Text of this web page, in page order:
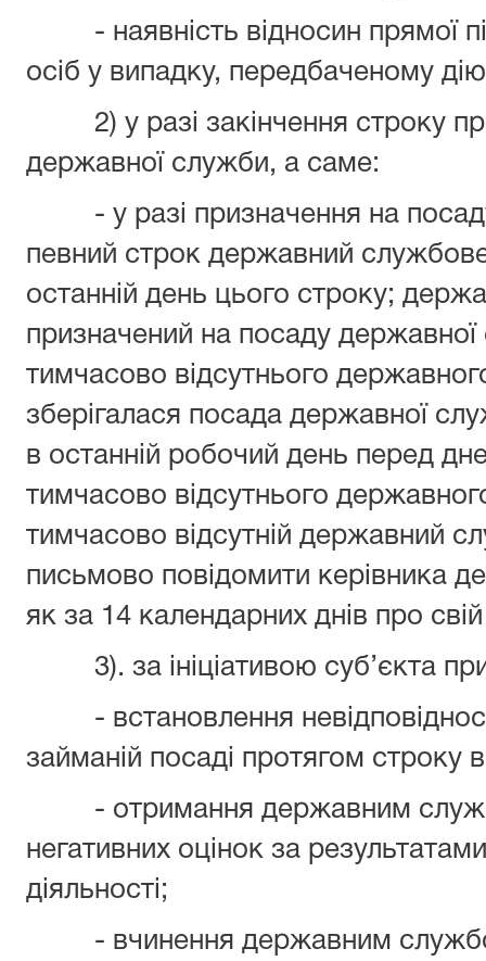
- наявність відносин прямої
осіб у випадку, передбаченому
2) у разі закінчення строку
державної служби, а саме:
- у разі призначення на
певний строк державний
останній день цього строку;
призначений на посаду
тимчасово відсутнього
зберігалася посада державної
в останній робочий день перед
тимчасово відсутнього
тимчасово відсутній державний
письмово повідомити керівника
як за 14 календарних днів про
3). за ініціативою суб’єкта
- встановлення
займаній посаді протягом строку
- отримання державним
негативних оцінок за
діяльності;
- вчинення державним